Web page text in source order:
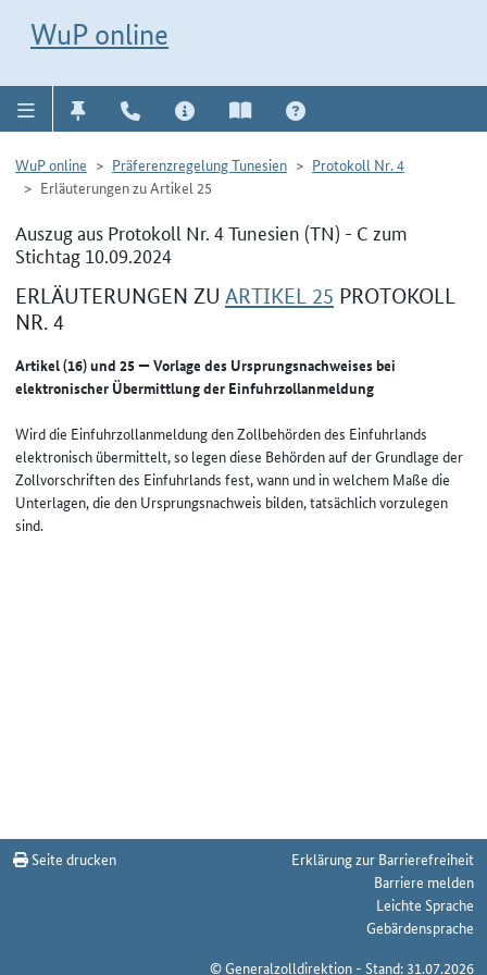
WuP online
WuP online Präferenzregelung Tunesien
Protokoll Nr. 4
Erläuterungen zu Artikel 25
Auszug aus Protokoll Nr. 4 Tunesien (TN) - C zum
Stichtag 10.09.2024
ERLÄUTERUNGEN ZU ARTIKEL 25 PROTOKOLL
NR. 4
Artikel (16) und 25 — Vorlage des Ursprungsnachweises bei
elektronischer Übermittlung der Einfuhrzollanmeldung
Wird die Einfuhrzollanmeldung den Zollbehörden des Einfuhrlands
elektronisch übermittelt, so legen diese Behörden auf der Grundlage der
Zollvorschriften des Einfuhrlands fest, wann und in welchem Maße die
Unterlagen, die den Ursprungsnachweis bilden, tatsächlich vorzulegen
sind.
Seite drucken
Erklärung zur Barrierefreiheit
Barriere melden
Leichte Sprache
Gebärdensprache
© Generalzolldirektion - Stand: 31.07.2026